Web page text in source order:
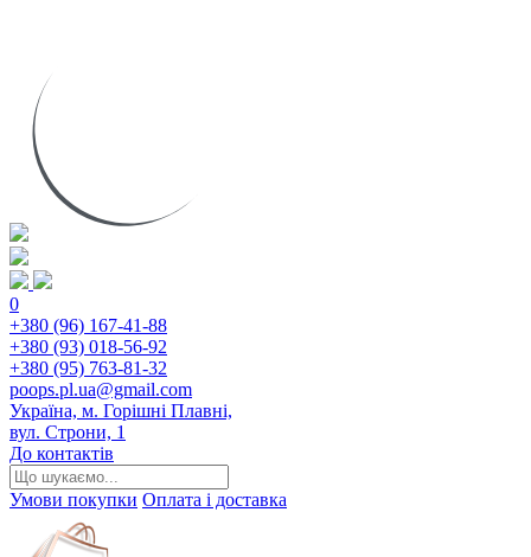
0
+380 (96) 167-41-88
+380 (93) 018-56-92
+380 (95) 763-81-32
poops.pl.ua@gmail.com
Україна, м. Горішні Плавні,
вул. Строни, 1
До контактів
Умови покупки Оплата і доставка